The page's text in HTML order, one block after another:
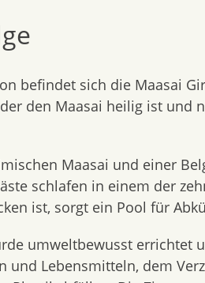
befindet sich die Maasai
den Maasai heilig ist und
Maasai und einer
schlafen in einem der
ist, sorgt ein Pool für
umweltbewusst errichtet
Lebensmitteln, dem